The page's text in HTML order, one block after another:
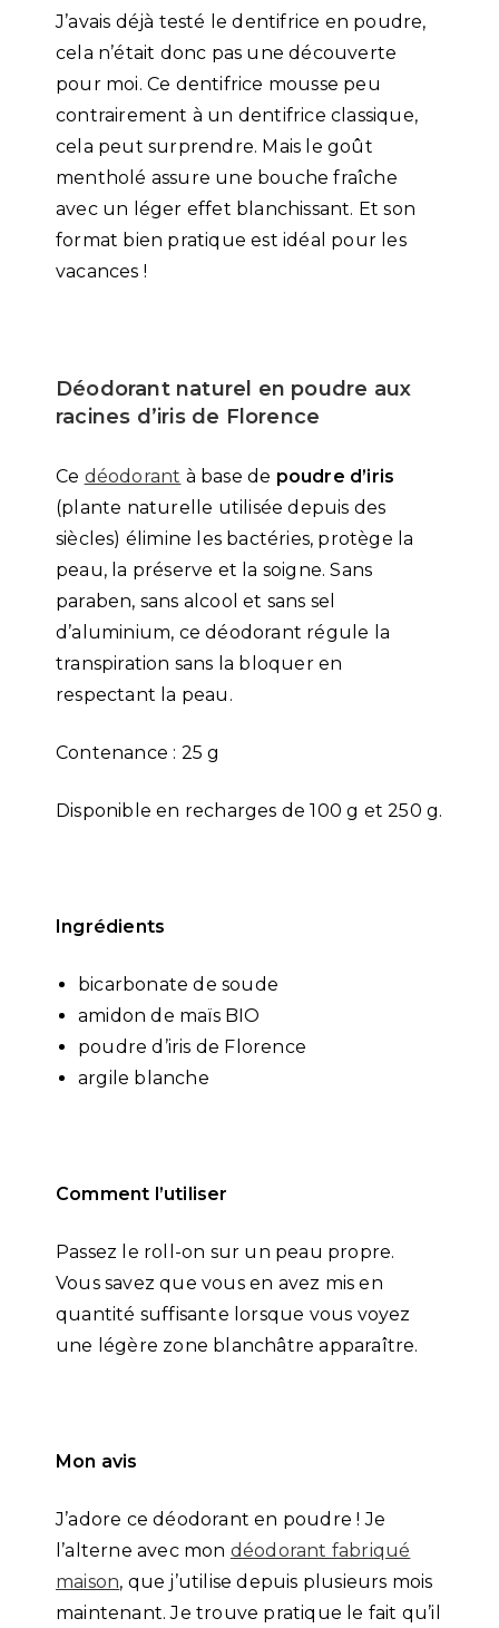
J’avais déjà testé le dentifrice en poudre,
cela n’était donc pas une découverte
pour moi. Ce dentifrice mousse peu
contrairement à un dentifrice classique,
cela peut surprendre. Mais le goût
mentholé assure une bouche fraîche
avec un léger effet blanchissant. Et son
format bien pratique est idéal pour les
vacances !
Déodorant naturel en poudre aux
racines d’iris de Florence
Ce déodorant à base de poudre d’iris
(plante naturelle utilisée depuis des
siècles) élimine les bactéries, protège la
peau, la préserve et la soigne. Sans
paraben, sans alcool et sans sel
d’aluminium, ce déodorant régule la
transpiration sans la bloquer en
respectant la peau.
Contenance : 25 g
Disponible en recharges de 100 g et 250 g.
Ingrédients
bicarbonate de soude
amidon de maïs BIO
poudre d’iris de Florence
argile blanche
Comment l’utiliser
Passez le roll-on sur un peau propre.
Vous savez que vous en avez mis en
quantité suffisante lorsque vous voyez
une légère zone blanchâtre apparaître.
Mon avis
J’adore ce déodorant en poudre ! Je
l’alterne avec mon déodorant fabriqué
maison, que j’utilise depuis plusieurs mois
maintenant. Je trouve pratique le fait qu’il